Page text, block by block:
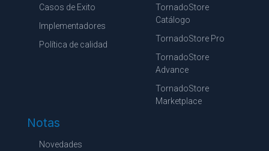
Casos de Exito
Implementadores
Política de calidad
TornadoStore
Catálogo
TornadoStore Pro
TornadoStore
Advance
TornadoStore
Marketplace
Notas
Novedades